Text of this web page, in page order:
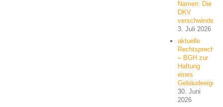
Namen: Die
DKV
verschwindet
3. Juli 2026
aktuelle
– BGH zur
Haftung
eines
30. Juni
2026